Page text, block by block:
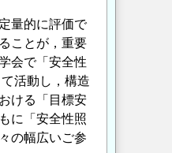
量的に評価で
ことが，重要
会で「安全性
活動し，構造
ける「目標安
に「安全性照
の幅広いご参